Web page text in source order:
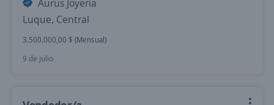
Aurus Joyeria
Luque, Central
3.500.000,00 $ (Mensual)
9 de julio